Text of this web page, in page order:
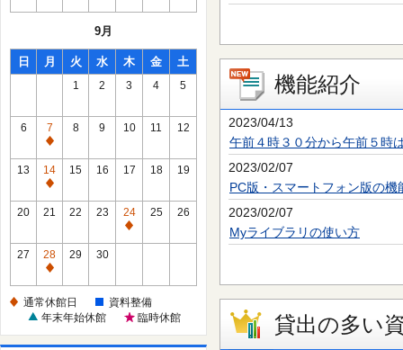
館
館
日
9月
日 月 火 水 木 金 土
1 2 3 4 5
6
7
通
常
休
館
8 9 10 11 12
13
14
通
常
館
日
15 16 17 18 19
20 21 22 23
24
通
館
日
25 26
27
28
通
休
日
29 30
通常休館日
資料整備
年末年始休館
臨時休館
機能紹介
2023/04/13
午前４時３０分から午前５時
2023/02/07
PC版・スマートフォン版の機
2023/02/07
Myライブラリの使い方
貸出の多い